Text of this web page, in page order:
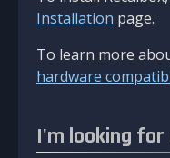
Installation page.
To learn more
hardware
I'm looking for